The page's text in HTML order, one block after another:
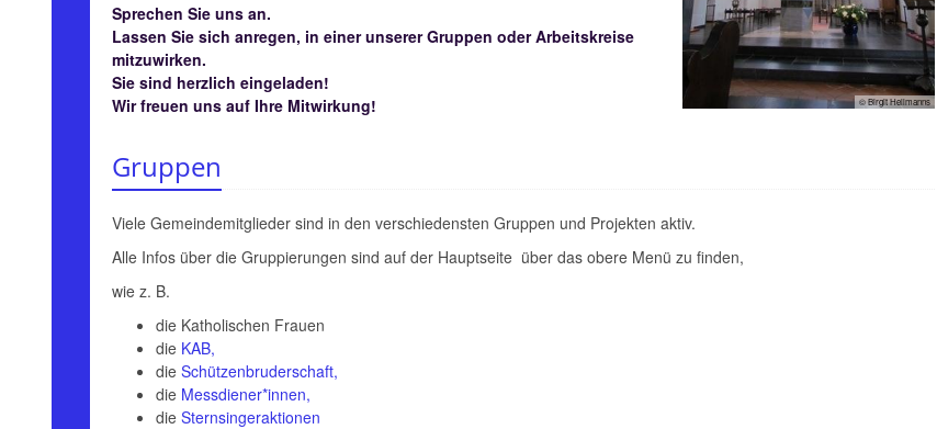
© Birgit Hellmanns
Sprechen Sie uns an.
Lassen Sie sich anregen, in einer unserer Gruppen oder Arbeitskreise
mitzuwirken.
Sie sind herzlich eingeladen!
Wir freuen uns auf Ihre Mitwirkung!
Gruppen
Viele Gemeindemitglieder sind in den verschiedensten Gruppen und Projekten aktiv.
Alle Infos über die Gruppierungen sind auf der Hauptseite über das obere Menü zu finden,
wie z. B.
die Katholischen Frauen
die KAB,
die Schützenbruderschaft,
die Messdiener*innen,
die Sternsingeraktionen